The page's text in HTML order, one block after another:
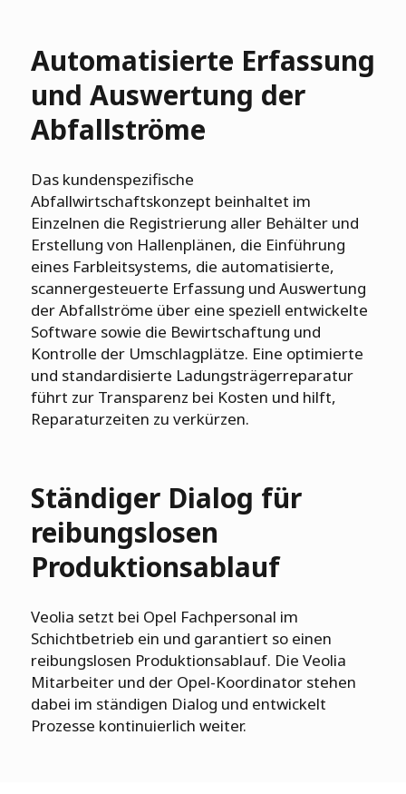
Automatisierte Erfassung
und Auswertung der
Abfallströme
Das kundenspezifische
Abfallwirtschaftskonzept beinhaltet im
Einzelnen die Registrierung aller Behälter und
Erstellung von Hallenplänen, die Einführung
eines Farbleitsystems, die automatisierte,
scannergesteuerte Erfassung und Auswertung
der Abfallströme über eine speziell entwickelte
Software sowie die Bewirtschaftung und
Kontrolle der Umschlagplätze. Eine optimierte
und standardisierte Ladungsträgerreparatur
führt zur Transparenz bei Kosten und hilft,
Reparaturzeiten zu verkürzen.
Ständiger Dialog für
reibungslosen
Produktionsablauf
Veolia setzt bei Opel Fachpersonal im
Schichtbetrieb ein und garantiert so einen
reibungslosen Produktionsablauf. Die Veolia
Mitarbeiter und der Opel-Koordinator stehen
dabei im ständigen Dialog und entwickelt
Prozesse kontinuierlich weiter.